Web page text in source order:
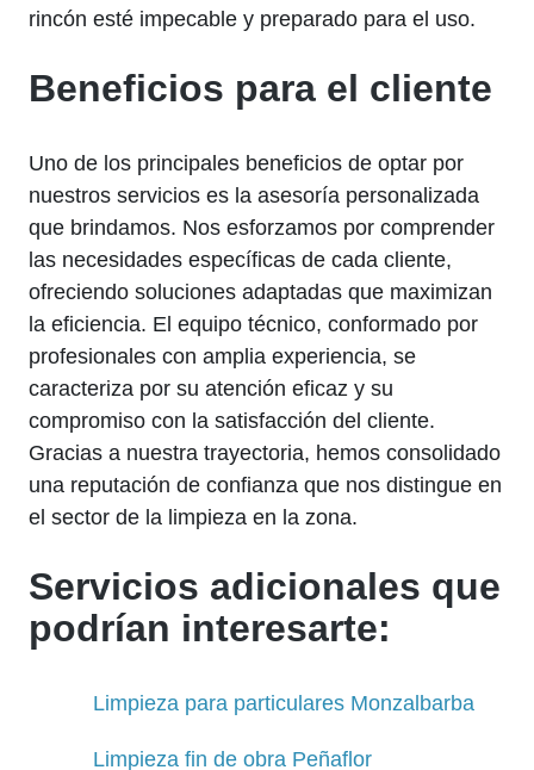
rincón esté impecable y preparado para el uso.
Beneficios para el cliente
Uno de los principales beneficios de optar por
nuestros servicios es la asesoría personalizada
que brindamos. Nos esforzamos por comprender
las necesidades específicas de cada cliente,
ofreciendo soluciones adaptadas que maximizan
la eficiencia. El equipo técnico, conformado por
profesionales con amplia experiencia, se
caracteriza por su atención eficaz y su
compromiso con la satisfacción del cliente.
Gracias a nuestra trayectoria, hemos consolidado
una reputación de confianza que nos distingue en
el sector de la limpieza en la zona.
Servicios adicionales que
podrían interesarte:
Limpieza para particulares Monzalbarba
Limpieza fin de obra Peñaflor